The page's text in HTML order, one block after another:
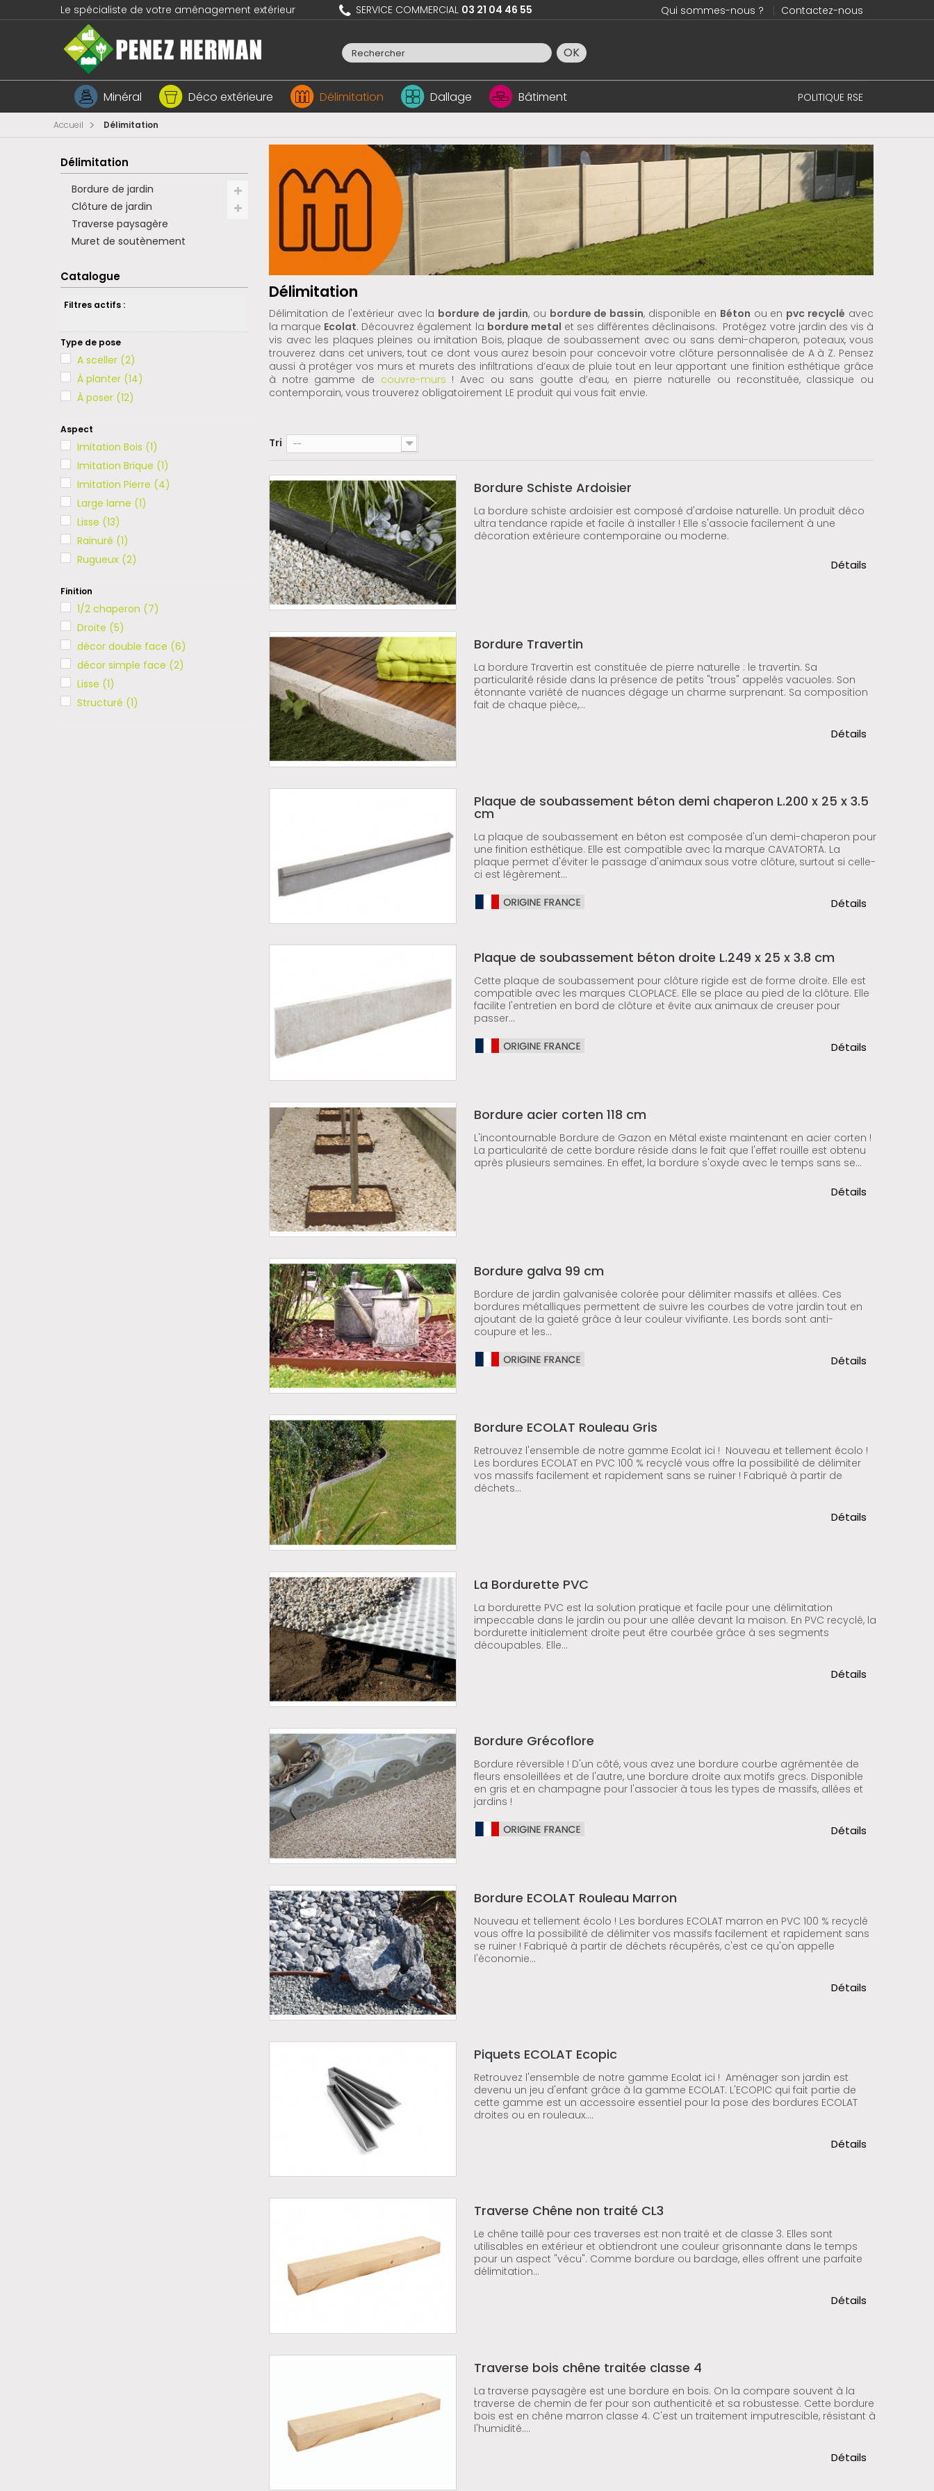
Le spécialiste de votre aménagement extérieur SERVICE COMMERCIAL 03 21 04 46 55 Qui sommes-nous ? Contactez-nous
POLITIQUE RSE
OK
Minéral Déco extérieure Délimitation Dallage Bâtiment
Accueil > Délimitation
Délimitation
Bordure de jardin
Clôture de jardin
Traverse paysagère
Muret de soutènement
Catalogue
Filtres actifs :
Type de pose
A sceller (2)
À planter (14)
À poser (12)
Aspect
Imitation Bois (1)
Imitation Brique (1)
Imitation Pierre (4)
Large lame (1)
Lisse (13)
Rainuré (1)
Rugueux (2)
Finition
1/2 chaperon (7)
Droite (5)
décor double face (6)
décor simple face (2)
Lisse (1)
Structuré (1)
Délimitation
Délimitation de l'extérieur avec la bordure de jardin, ou bordure de bassin, disponible en Béton ou en pvc recyclé avec
la marque Ecolat. Découvrez également la bordure metal et ses différentes déclinaisons. Protégez votre jardin des vis à
vis avec les plaques pleines ou imitation Bois, plaque de soubassement avec ou sans demi-chaperon, poteaux, vous
trouverez dans cet univers, tout ce dont vous aurez besoin pour concevoir votre clôture personnalisée de A à Z. Pensez
aussi à protéger vos murs et murets des infiltrations d’eaux de pluie tout en leur apportant une finition esthétique grâce
à notre gamme de couvre-murs ! Avec ou sans goutte d’eau, en pierre naturelle ou reconstituée, classique ou
contemporain, vous trouverez obligatoirement LE produit qui vous fait envie.
Tri --
Bordure Schiste Ardoisier
La bordure schiste ardoisier est composé d'ardoise naturelle. Un produit déco
ultra tendance rapide et facile à installer ! Elle s'associe facilement à une
décoration extérieure contemporaine ou moderne.
Détails
Bordure Travertin
La bordure Travertin est constituée de pierre naturelle : le travertin. Sa
particularité réside dans la présence de petits "trous" appelés vacuoles. Son
étonnante variété de nuances dégage un charme surprenant. Sa composition
fait de chaque pièce,...
Détails
Plaque de soubassement béton demi chaperon L.200 x 25 x 3.5
cm
La plaque de soubassement en béton est composée d'un demi-chaperon pour
une finition esthétique. Elle est compatible avec la marque CAVATORTA. La
plaque permet d'éviter le passage d'animaux sous votre clôture, surtout si celle-
ci est légèrement...
Détails
Plaque de soubassement béton droite L.249 x 25 x 3.8 cm
Cette plaque de soubassement pour clôture rigide est de forme droite. Elle est
compatible avec les marques CLOPLACE. Elle se place au pied de la clôture. Elle
facilite l'entretien en bord de clôture et évite aux animaux de creuser pour
passer...
Détails
Bordure acier corten 118 cm
L'incontournable Bordure de Gazon en Métal existe maintenant en acier corten !
La particularité de cette bordure réside dans le fait que l'effet rouille est obtenu
après plusieurs semaines. En effet, la bordure s'oxyde avec le temps sans se...
Détails
Bordure galva 99 cm
Bordure de jardin galvanisée colorée pour délimiter massifs et allées. Ces
bordures métalliques permettent de suivre les courbes de votre jardin tout en
ajoutant de la gaieté grâce à leur couleur vivifiante. Les bords sont anti-
coupure et les...
Détails
Bordure ECOLAT Rouleau Gris
Retrouvez l'ensemble de notre gamme Ecolat ici ! Nouveau et tellement écolo !
Les bordures ECOLAT en PVC 100 % recyclé vous offre la possibilité de délimiter
vos massifs facilement et rapidement sans se ruiner ! Fabriqué à partir de
déchets...
Détails
La Bordurette PVC
La bordurette PVC est la solution pratique et facile pour une délimitation
impeccable dans le jardin ou pour une allée devant la maison. En PVC recyclé, la
bordurette initialement droite peut être courbée grâce à ses segments
découpables. Elle...
Détails
Bordure Grécoflore
Bordure réversible ! D'un côté, vous avez une bordure courbe agrémentée de
fleurs ensoleillées et de l'autre, une bordure droite aux motifs grecs. Disponible
en gris et en champagne pour l'associer à tous les types de massifs, allées et
jardins !
Détails
Bordure ECOLAT Rouleau Marron
Nouveau et tellement écolo ! Les bordures ECOLAT marron en PVC 100 % recyclé
vous offre la possibilité de délimiter vos massifs facilement et rapidement sans
se ruiner ! Fabriqué à partir de déchets récupérés, c'est ce qu'on appelle
l'économie...
Détails
Piquets ECOLAT Ecopic
Retrouvez l'ensemble de notre gamme Ecolat ici ! Aménager son jardin est
devenu un jeu d'enfant grâce à la gamme ECOLAT. L'ECOPIC qui fait partie de
cette gamme est un accessoire essentiel pour la pose des bordures ECOLAT
droites ou en rouleaux....
Détails
Traverse Chêne non traité CL3
Le chêne taillé pour ces traverses est non traité et de classe 3. Elles sont
utilisables en extérieur et obtiendront une couleur grisonnante dans le temps
pour un aspect "vécu". Comme bordure ou bardage, elles offrent une parfaite
délimitation...
Détails
Traverse bois chêne traitée classe 4
La traverse paysagère est une bordure en bois. On la compare souvent à la
traverse de chemin de fer pour son authenticité et sa robustesse. Cette bordure
bois est en chêne marron classe 4. C'est un traitement imputrescible, résistant à
l'humidité....
Détails